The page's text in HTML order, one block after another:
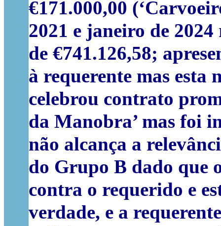
€171.000,00
2021 e janeiro de
de €741.126,58;
à requerente mas esta
celebrou contrato
da Manobra’ mas foi
não alcança a
do Grupo B dado que
contra o requerido e
verdade, e a